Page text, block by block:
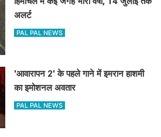
अलर्ट
PAL PAL NEWS
'आवारापन 2' के पहले गाने में इमरान हाशमी
का इमोशनल अवतार
PAL PAL NEWS